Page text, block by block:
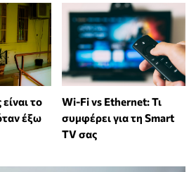
το
έξω
Wi-Fi vs Ethernet: Τι
συμφέρει για τη Smart
TV σας